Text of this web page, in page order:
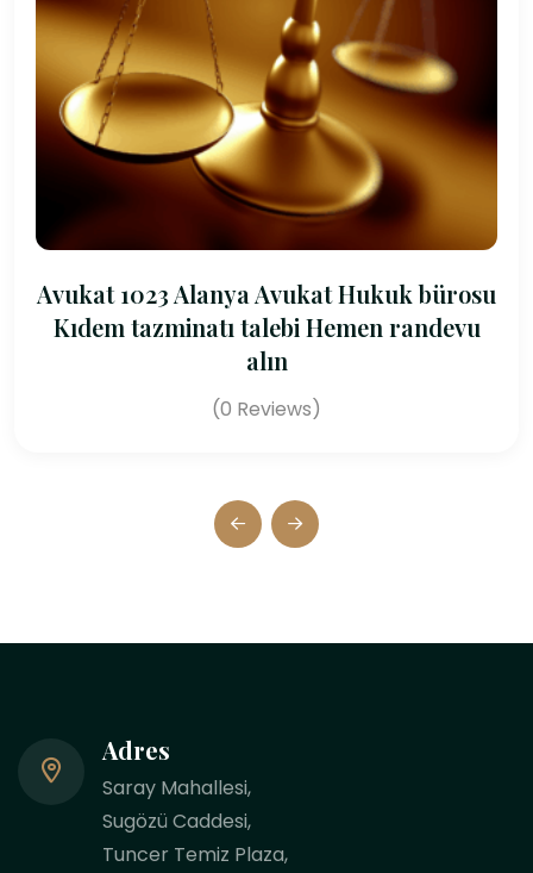
Avukat 1023 Alanya Avukat Hukuk bürosu
Kıdem tazminatı talebi Hemen randevu
alın
(0 Reviews)
Adres
Saray Mahallesi,
Sugözü Caddesi,
Tuncer Temiz Plaza,